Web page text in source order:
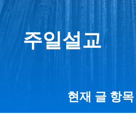
주일설교
현재 글 항